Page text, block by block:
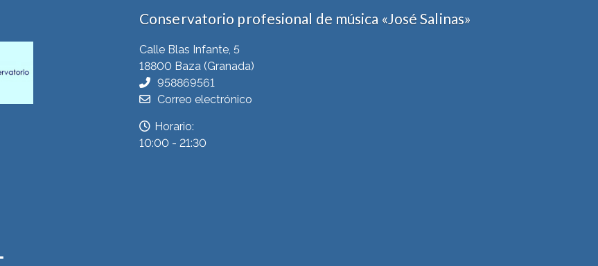
Conservatorio profesional de música «José Salinas»
Calle Blas Infante, 5
18800 Baza (Granada)
958869561
Correo electrónico
Horario:
10:00 - 21:30